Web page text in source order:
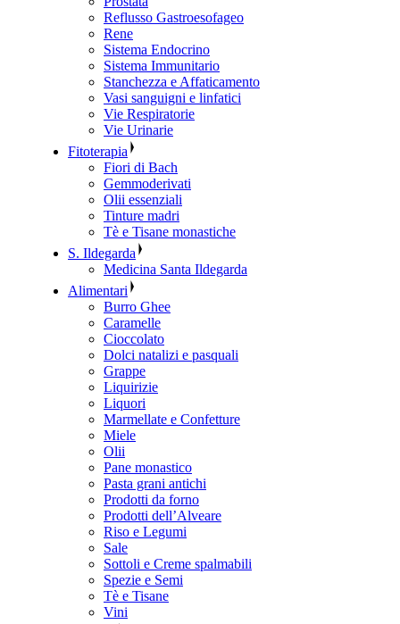
Reflusso Gastroesofageo
Rene
Sistema Endocrino
Sistema Immunitario
Stanchezza e Affaticamento
Vasi sanguigni e linfatici
Vie Respiratorie
Vie Urinarie
Fitoterapia
Fiori di Bach
Gemmoderivati
Olii essenziali
Tinture madri
Tè e Tisane monastiche
S. Ildegarda
Medicina Santa Ildegarda
Alimentari
Burro Ghee
Caramelle
Cioccolato
Dolci natalizi e pasquali
Grappe
Liquirizie
Liquori
Marmellate e Confetture
Miele
Olii
Pane monastico
Pasta grani antichi
Prodotti da forno
Prodotti dell’Alveare
Riso e Legumi
Sale
Sottoli e Creme spalmabili
Spezie e Semi
Tè e Tisane
Vini